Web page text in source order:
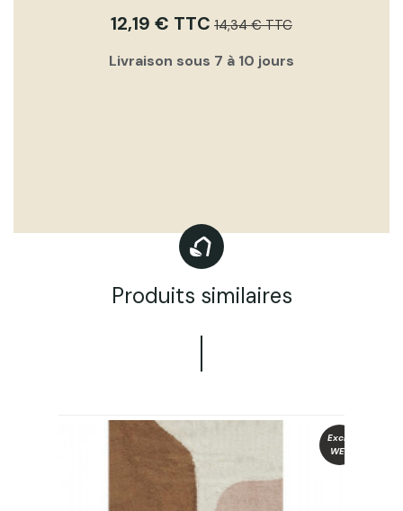
12,19 € TTC 14,34 € TTC
Livraison sous 7 à 10 jours
Produits similaires
Exclu
WEB